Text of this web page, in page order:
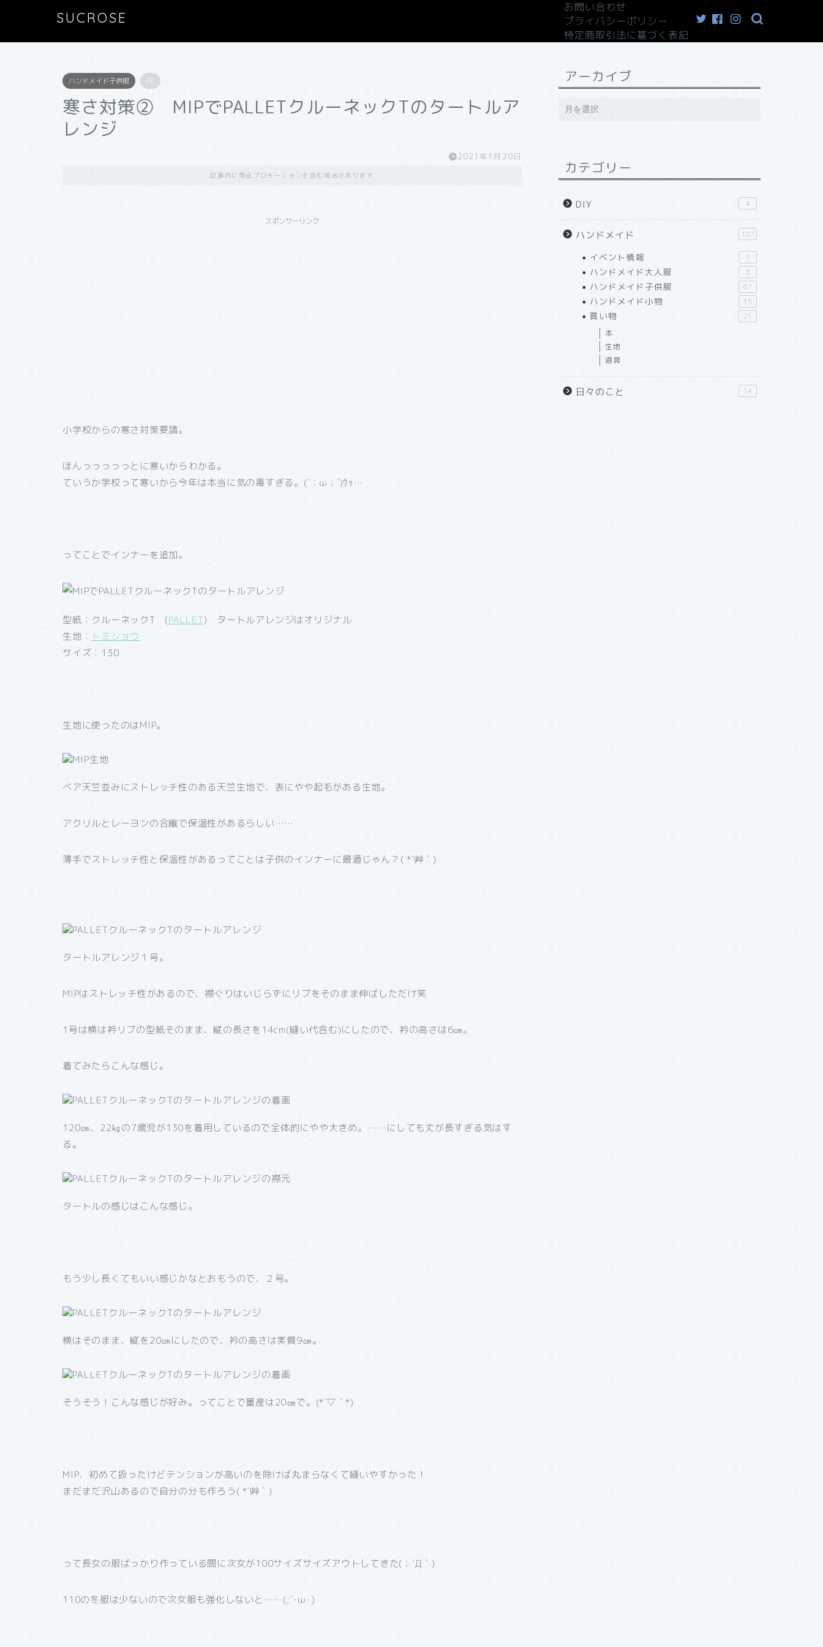
SUCROSE
お問い合わせ
プライバシーポリシー
特定商取引法に基づく表記
ハンドメイド子供服 PR
寒さ対策② MIPでPALLETクルーネックTのタートルア
レンジ
2021年1月20日
記事内に商品プロモーションを含む場合があります
スポンサーリンク
小学校からの寒さ対策要請。
ほんっっっっっとに寒いからわかる。
ていうか学校って寒いから今年は本当に気の毒すぎる。(´；ω；`)ｳｯ…
ってことでインナーを追加。
型紙：クルーネックT (PALLET) タートルアレンジはオリジナル
生地： トミショウ
サイズ：130
生地に使ったのはMIP。
ベア天竺並みにストレッチ性のある天竺生地で、表にやや起毛がある生地。
アクリルとレーヨンの合繊で保温性があるらしい……
薄手でストレッチ性と保温性があるってことは子供のインナーに最適じゃん？( *´艸｀)
タートルアレンジ１号。
MIPはストレッチ性があるので、襟ぐりはいじらずにリブをそのまま伸ばしただけ笑
1号は横は衿リブの型紙そのまま、縦の長さを14cm(縫い代含む)にしたので、衿の高さは6㎝。
着てみたらこんな感じ。
120㎝、22㎏の7歳児が130を着用しているので全体的にやや大きめ。……にしても丈が長すぎる気はす
る。
タートルの感じはこんな感じ。
もう少し長くてもいい感じかなとおもうので、２号。
横はそのまま、縦を20㎝にしたので、衿の高さは実質9㎝。
そうそう！こんな感じが好み。ってことで量産は20㎝で。(*´▽｀*)
MIP、初めて扱ったけどテンションが高いのを除けば丸まらなくて縫いやすかった！
まだまだ沢山あるので自分の分も作ろう( *´艸｀)
って長女の服ばっかり作っている間に次女が100サイズサイズアウトしてきた(；´Д｀)
110の冬服は少ないので次女服も強化しないと……(;´･ω･)
アーカイブ
カテゴリー
DIY 4
ハンドメイド 107
イベント情報 1
ハンドメイド大人服 3
ハンドメイド子供服 67
ハンドメイド小物 15
買い物 21
本
生地
道具
日々のこと 14